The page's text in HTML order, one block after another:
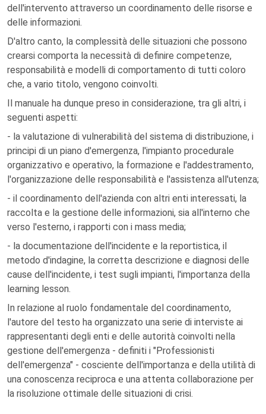
dell'intervento attraverso un coordinamento delle risorse e
delle informazioni.
D'altro canto, la complessità delle situazioni che possono
crearsi comporta la necessità di definire competenze,
responsabilità e modelli di comportamento di tutti coloro
che, a vario titolo, vengono coinvolti.
Il manuale ha dunque preso in considerazione, tra gli altri, i
seguenti aspetti:
- la valutazione di vulnerabilità del sistema di distribuzione, i
principi di un piano d'emergenza, l'impianto procedurale
organizzativo e operativo, la formazione e l'addestramento,
l'organizzazione delle responsabilità e l'assistenza all'utenza;
- il coordinamento dell'azienda con altri enti interessati, la
raccolta e la gestione delle informazioni, sia all'interno che
verso l'esterno, i rapporti con i mass media;
- la documentazione dell'incidente e la reportistica, il
metodo d'indagine, la corretta descrizione e diagnosi delle
cause dell'incidente, i test sugli impianti, l'importanza della
learning lesson.
In relazione al ruolo fondamentale del coordinamento,
l'autore del testo ha organizzato una serie di interviste ai
rappresentanti degli enti e delle autorità coinvolti nella
gestione dell'emergenza - definiti i "Professionisti
dell'emergenza" - cosciente dell'importanza e della utilità di
una conoscenza reciproca e una attenta collaborazione per
la risoluzione ottimale delle situazioni di crisi.